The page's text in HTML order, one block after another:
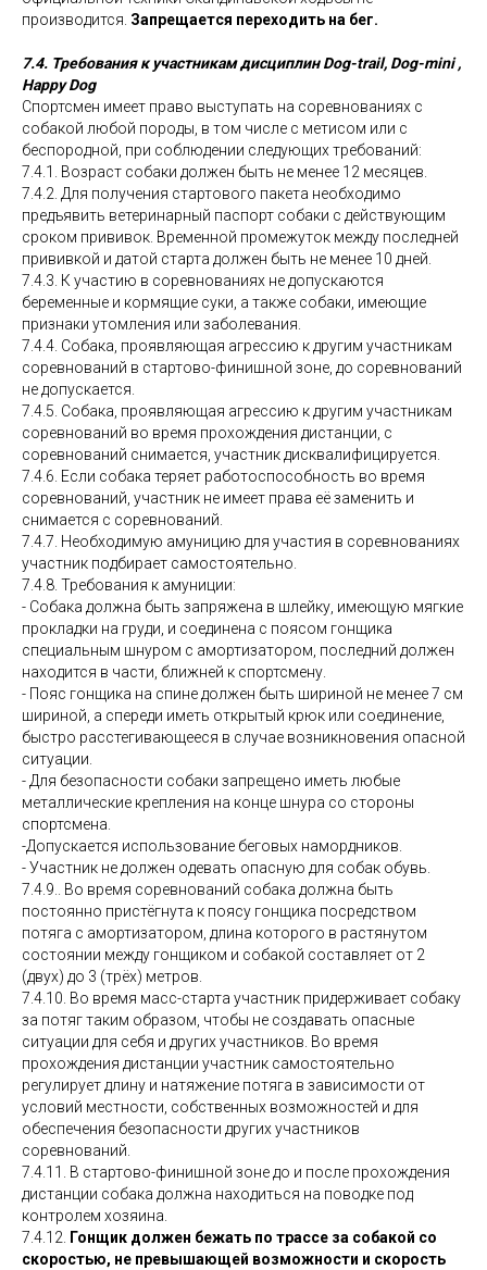
производится. Запрещается переходить на бег.
7.4. Требования к участникам дисциплин Dog-trail, Dog-mini ,
Happy Dog
Спортсмен имеет право выступать на соревнованиях с
собакой любой породы, в том числе с метисом или с
беспородной, при соблюдении следующих требований:
7.4.1. Возраст собаки должен быть не менее 12 месяцев.
7.4.2. Для получения стартового пакета необходимо
предъявить ветеринарный паспорт собаки с действующим
сроком прививок. Временной промежуток между последней
прививкой и датой старта должен быть не менее 10 дней.
7.4.3. К участию в соревнованиях не допускаются
беременные и кормящие суки, а также собаки, имеющие
признаки утомления или заболевания.
7.4.4. Собака, проявляющая агрессию к другим участникам
соревнований в стартово-финишной зоне, до соревнований
не допускается.
7.4.5. Собака, проявляющая агрессию к другим участникам
соревнований во время прохождения дистанции, с
соревнований снимается, участник дисквалифицируется.
7.4.6. Если собака теряет работоспособность во время
соревнований, участник не имеет права её заменить и
снимается с соревнований.
7.4.7. Необходимую амуницию для участия в соревнованиях
участник подбирает самостоятельно.
7.4.8. Требования к амуниции:
- Собака должна быть запряжена в шлейку, имеющую мягкие
прокладки на груди, и соединена с поясом гонщика
специальным шнуром с амортизатором, последний должен
находится в части, ближней к спортсмену.
- Пояс гонщика на спине должен быть шириной не менее 7 см
шириной, а спереди иметь открытый крюк или соединение,
быстро расстегивающееся в случае возникновения опасной
ситуации.
- Для безопасности собаки запрещено иметь любые
металлические крепления на конце шнура со стороны
спортсмена.
-Допускается использование беговых намордников.
- Участник не должен одевать опасную для собак обувь.
7.4.9.. Во время соревнований собака должна быть
постоянно пристёгнута к поясу гонщика посредством
потяга с амортизатором, длина которого в растянутом
состоянии между гонщиком и собакой составляет от 2
(двух) до 3 (трёх) метров.
7.4.10. Во время масс-старта участник придерживает собаку
за потяг таким образом, чтобы не создавать опасные
ситуации для себя и других участников. Во время
прохождения дистанции участник самостоятельно
регулирует длину и натяжение потяга в зависимости от
условий местности, собственных возможностей и для
обеспечения безопасности других участников
соревнований.
7.4.11. В стартово-финишной зоне до и после прохождения
дистанции собака должна находиться на поводке под
контролем хозяина.
7.4.12. Гонщик должен бежать по трассе за собакой со
скоростью, не превышающей возможности и скорость